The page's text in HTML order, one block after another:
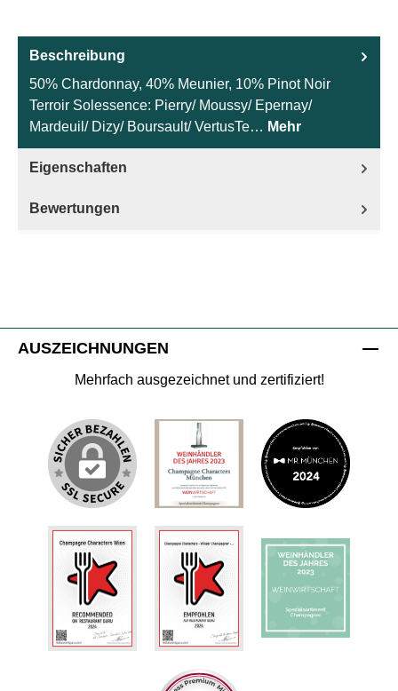
Beschreibung
50% Chardonnay, 40% Meunier, 10% Pinot Noir
Terroir Solessence: Pierry/ Moussy/ Epernay/
Mardeuil/ Dizy/ Boursault/ VertusTe… Mehr
Eigenschaften
Bewertungen
AUSZEICHNUNGEN
Mehrfach ausgezeichnet und zertifiziert!